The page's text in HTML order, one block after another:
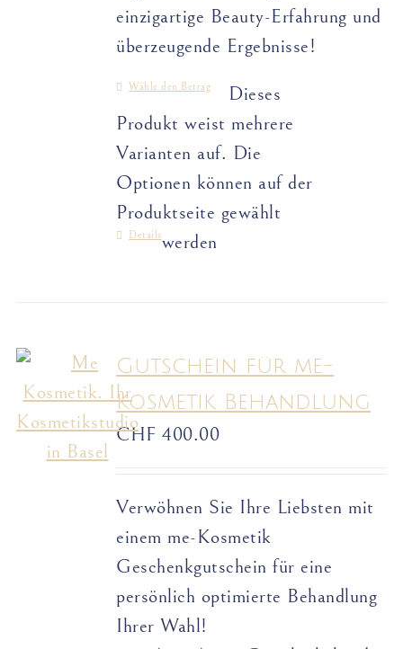
einzigartige Beauty-Erfahrung und
überzeugende Ergebnisse!
Wähle den Betrag
Dieses
Produkt weist mehrere
Varianten auf. Die
Optionen können auf der
Produktseite gewählt
werden
Details
Gutschein für me-
Kosmetik Behandlung
CHF 400.00
Verwöhnen Sie Ihre Liebsten mit
einem me-Kosmetik
Geschenkgutschein für eine
persönlich optimierte Behandlung
Ihrer Wahl!